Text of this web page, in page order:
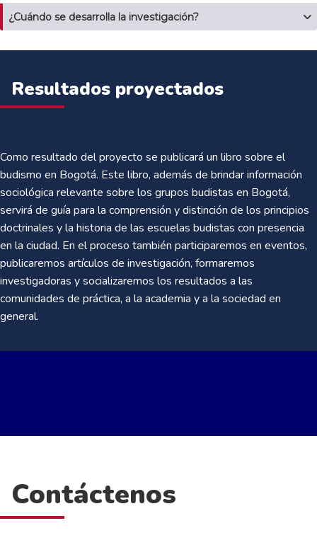
¿Cuándo se desarrolla la investigación?
Resultados proyectados
Como resultado del proyecto se publicará un libro sobre el
budismo en Bogotá. Este libro, además de brindar información
sociológica relevante sobre los grupos budistas en Bogotá,
servirá de guía para la comprensión y distinción de los principios
doctrinales y la historia de las escuelas budistas con presencia
en la ciudad. En el proceso también participaremos en eventos,
publicaremos artículos de investigación, formaremos
investigadoras y socializaremos los resultados a las
comunidades de práctica, a la academia y a la sociedad en
general.
Contáctenos